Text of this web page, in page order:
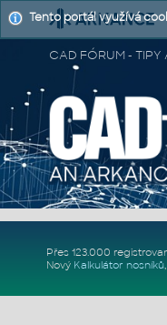
CAD FÓRUM - TIPY
Přes 123.000
Nový Kalkulátor nosníků,
Tento portál využívá